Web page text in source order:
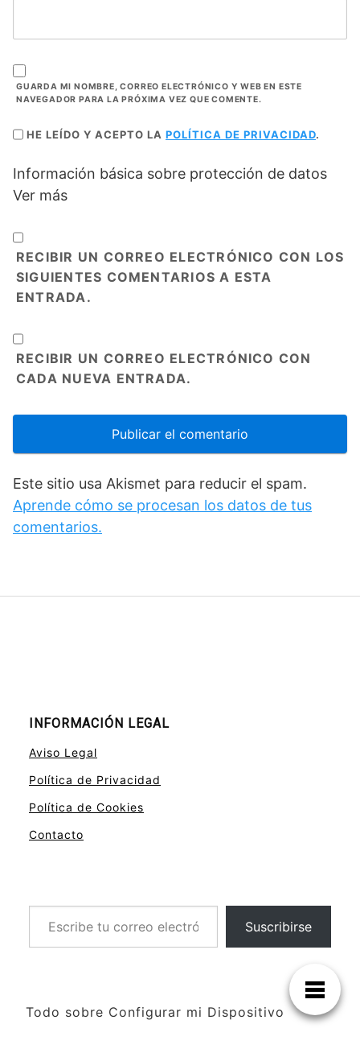
GUARDA MI NOMBRE, CORREO ELECTRÓNICO Y WEB EN ESTE
NAVEGADOR PARA LA PRÓXIMA VEZ QUE COMENTE.
HE LEÍDO Y ACEPTO LA POLÍTICA DE PRIVACIDAD.
Información básica sobre protección de datos
Ver más
RECIBIR UN CORREO ELECTRÓNICO CON LOS
SIGUIENTES COMENTARIOS A ESTA
ENTRADA.
RECIBIR UN CORREO ELECTRÓNICO CON
CADA NUEVA ENTRADA.
Este sitio usa Akismet para reducir el spam.
Aprende cómo se procesan los datos de tus
comentarios.
INFORMACIÓN LEGAL
Aviso Legal
Política de Privacidad
Política de Cookies
Contacto
Escribe tu correo electrónico…
Suscribirse
Todo sobre Configurar mi Dispositivo